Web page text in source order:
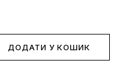
ДОДАТИ У КОШИК